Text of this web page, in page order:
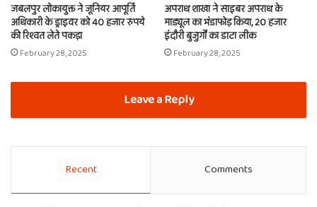
जबलपुर लोकायुक्त ने जूनियर आपूर्ति
अधिकारी के ड्राइवर को 40 हजार रुपये
की रिश्वत लेते पकड़ा
February 28, 2025
अपराध शाखा ने साइबर अपराध के
माड्यूल का भंडाफोड़ किया, 20 हजार
इंदौरी बुजुर्गों का डाटा लीक
February 28, 2025
Leave a Reply
Recent Comments